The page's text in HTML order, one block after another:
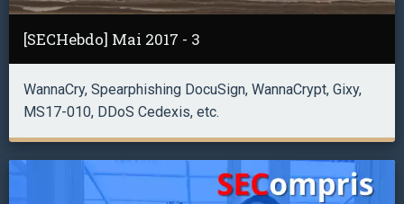
[SECHebdo] Mai 2017 - 3
WannaCry, Spearphishing DocuSign, WannaCrypt, Gixy,
MS17-010, DDoS Cedexis, etc.